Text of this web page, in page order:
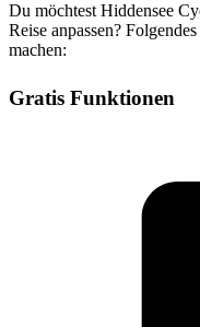
Du möchtest Hiddensee
Reise anpassen?
machen:
Gratis Funktionen